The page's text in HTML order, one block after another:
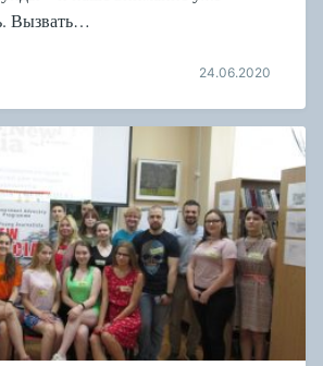
Вызвать…
24.06.2020